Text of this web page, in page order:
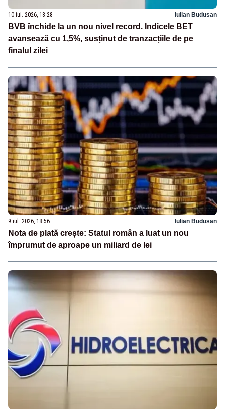
10 iul. 2026, 18:28 Iulian Budusan
BVB închide la un nou nivel record. Indicele BET
avansează cu 1,5%, susținut de tranzacțiile de pe
finalul zilei
9 iul. 2026, 18:56 Iulian Budusan
Nota de plată crește: Statul român a luat un nou
împrumut de aproape un miliard de lei